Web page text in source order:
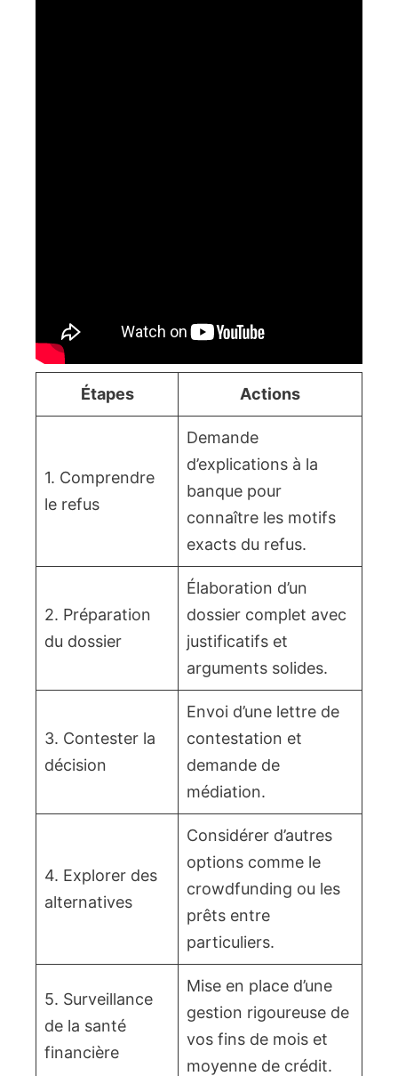
Étapes Actions
1. Comprendre
le refus
Demande
d’explications à la
banque pour
connaître les motifs
exacts du refus.
2. Préparation
du dossier
Élaboration d’un
dossier complet avec
justificatifs et
arguments solides.
3. Contester la
décision
Envoi d’une lettre de
contestation et
demande de
médiation.
4. Explorer des
alternatives
Considérer d’autres
options comme le
crowdfunding ou les
prêts entre
particuliers.
5. Surveillance
de la santé
financière
Mise en place d’une
gestion rigoureuse de
vos fins de mois et
moyenne de crédit.